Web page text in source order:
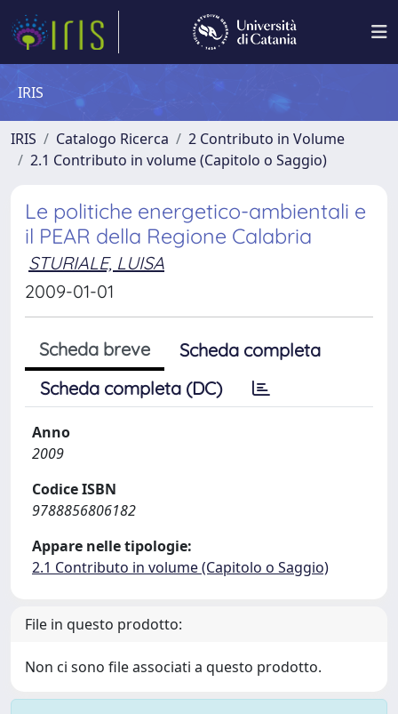
IRIS
IRIS Catalogo Ricerca
2 Contributo in Volume
2.1 Contributo in volume (Capitolo o Saggio)
Le politiche energetico-ambientali e
il PEAR della Regione Calabria
STURIALE, LUISA
2009-01-01
Scheda breve
Scheda completa
Scheda completa (DC)
Anno
2009
Codice ISBN
9788856806182
Appare nelle tipologie:
2.1 Contributo in volume (Capitolo o Saggio)
File in questo prodotto:
Non ci sono file associati a questo prodotto.